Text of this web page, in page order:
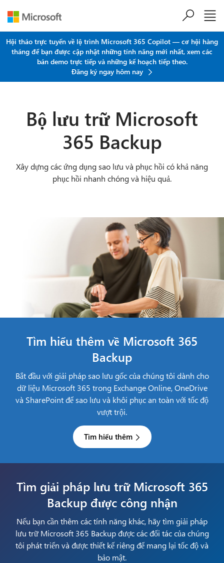
Hội thảo trực tuyến về lộ trình Microsoft 365 Copilot — cơ hội hàng
tháng để bạn được cập nhật những tính năng mới nhất, xem các
bản demo trực tiếp và những kế hoạch tiếp theo.
Đăng ký ngay hôm nay
Bộ lưu trữ Microsoft
365 Backup
Xây dựng các ứng dụng sao lưu và phục hồi có khả năng
phục hồi nhanh chóng và hiệu quả.
Tìm hiểu thêm về Microsoft 365
Backup
Bắt đầu với giải pháp sao lưu gốc của chúng tôi dành cho
dữ liệu Microsoft 365 trong Exchange Online, OneDrive
và SharePoint để sao lưu và khôi phục an toàn với tốc độ
vượt trội.
Tìm hiểu thêm
Tìm giải pháp lưu trữ Microsoft 365
Backup được công nhận
Nếu bạn cần thêm các tính năng khác, hãy tìm giải pháp
lưu trữ Microsoft 365 Backup được các đối tác của chúng
tôi phát triển và được thiết kế riêng để mang lại tốc độ và
bảo mật.